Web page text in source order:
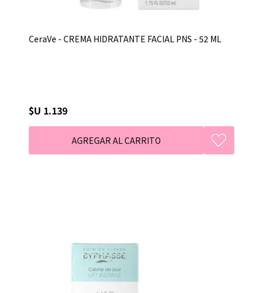
CeraVe - CREMA HIDRATANTE FACIAL PNS - 52 ML
$U 1.139